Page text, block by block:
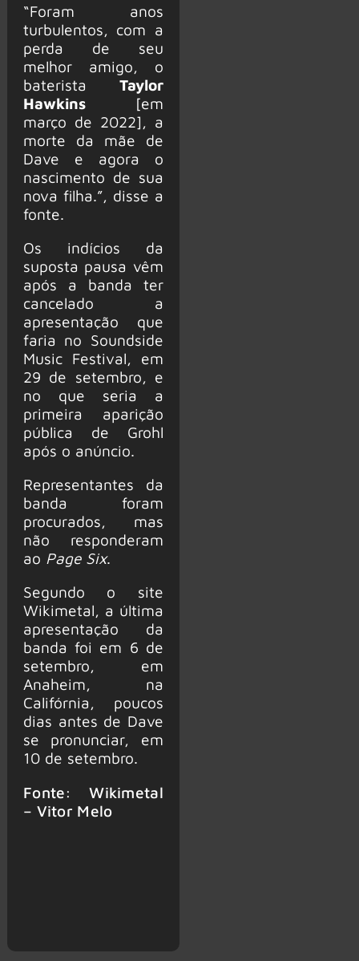
“Foram anos
turbulentos, com a
perda de seu
melhor amigo, o
baterista Taylor
Hawkins[em
março de 2022], a
morte da mãe de
Dave e agora o
nascimento de sua
nova filha.”, disse a
fonte.
Os indícios da
suposta pausa vêm
após a banda ter
cancelado a
apresentação que
faria no Soundside
Music Festival, em
29 de setembro, e
no que seria a
primeira aparição
pública de Grohl
após o anúncio.
Representantes da
banda foram
procurados, mas
não responderam
ao Page Six.
Segundo o site
Wikimetal, a última
apresentação da
banda foi em 6 de
setembro, em
Anaheim, na
Califórnia, poucos
dias antes de Dave
se pronunciar, em
10 de setembro.
Fonte: Wikimetal
– Vitor Melo